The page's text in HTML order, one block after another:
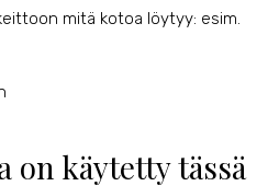
mitä kotoa löytyy: esim.
on käytetty tässä